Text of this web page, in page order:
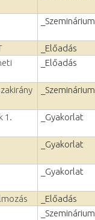
_Szeminárium
_Előadás
_Előadás
_Szeminárium
1. _Gyakorlat
_Gyakorlat
_Gyakorlat
_Előadás
_Szeminárium